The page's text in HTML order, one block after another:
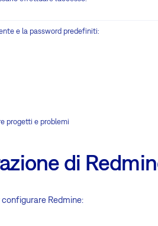
e la password predefiniti:
progetti e problemi
di
configurare Redmine: